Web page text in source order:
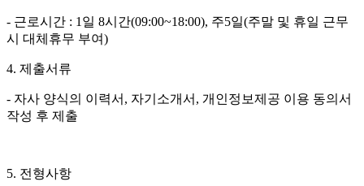
- 근로시간 : 1 일 8시간(09:00~18:00), 주5일(주말 및 휴일 근무
시 대체휴무 부여)
4. 제출서류
- 자사 양식의 이력서 , 자기소개서 , 개인정보제공 이용 동의서
작성 후 제출
5. 전형사항